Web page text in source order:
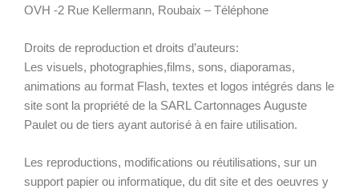
OVH -2 Rue Kellermann, Roubaix – Téléphone
Droits de reproduction et droits d’auteurs:
Les visuels, photographies,films, sons, diaporamas,
animations au format Flash, textes et logos intégrés dans le
site sont la propriété de la SARL Cartonnages Auguste
Paulet ou de tiers ayant autorisé à en faire utilisation.
Les reproductions, modifications ou réutilisations, sur un
support papier ou informatique, du dit site et des oeuvres y